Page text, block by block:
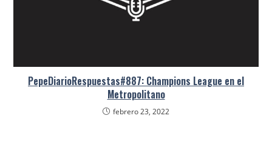
PepeDiarioRespuestas#887: Champions League en el
Metropolitano
febrero 23, 2022